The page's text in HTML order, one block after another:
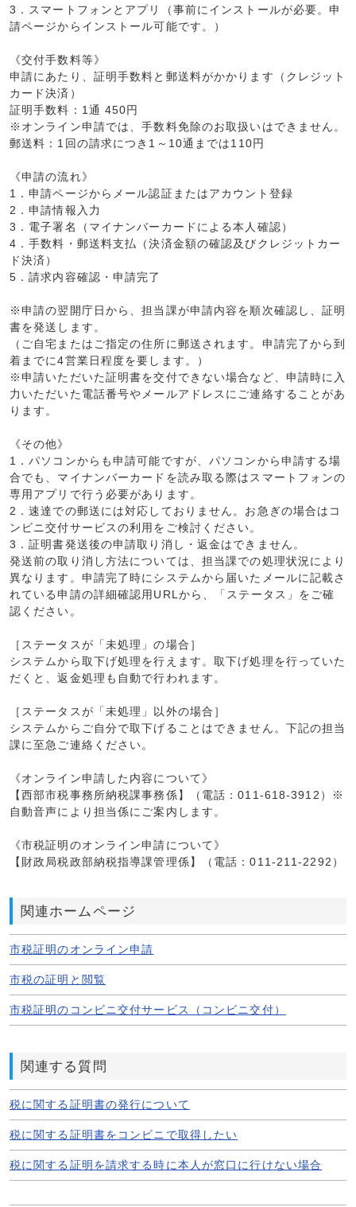
3．スマートフォンとアプリ（事前にインストールが必要。申
請ページからインストール可能です。）
《交付手数料等》
申請にあたり、証明手数料と郵送料がかかります（クレジット
カード決済）
証明手数料：1通 450円
※オンライン申請では、手数料免除のお取扱いはできません。
郵送料：1回の請求につき1～10通までは110円
《申請の流れ》
1．申請ページからメール認証またはアカウント登録
2．申請情報入力
3．電子署名（マイナンバーカードによる本人確認）
4．手数料・郵送料支払（決済金額の確認及びクレジットカー
ド決済）
5．請求内容確認・申請完了
※申請の翌開庁日から、担当課が申請内容を順次確認し、証明
書を発送します。
（ご自宅またはご指定の住所に郵送されます。申請完了から到
着までに4営業日程度を要します。）
※申請いただいた証明書を交付できない場合など、申請時に入
力いただいた電話番号やメールアドレスにご連絡することがあ
ります。
《その他》
1．パソコンからも申請可能ですが、パソコンから申請する場
合でも、マイナンバーカードを読み取る際はスマートフォンの
専用アプリで行う必要があります。
2．速達での郵送には対応しておりません。お急ぎの場合はコ
ンビニ交付サービスの利用をご検討ください。
3．証明書発送後の申請取り消し・返金はできません。
発送前の取り消し方法については、担当課での処理状況により
異なります。申請完了時にシステムから届いたメールに記載さ
れている申請の詳細確認用URLから、「ステータス」をご確
認ください。
［ステータスが「未処理」の場合］
システムから取下げ処理を行えます。取下げ処理を行っていた
だくと、返金処理も自動で行われます。
［ステータスが「未処理」以外の場合］
システムからご自分で取下げることはできません。下記の担当
課に至急ご連絡ください。
《オンライン申請した内容について》
【西部市税事務所納税課事務係】（電話：011-618-3912）※
自動音声により担当係にご案内します。
《市税証明のオンライン申請について》
【財政局税政部納税指導課管理係】（電話：011-211-2292）
関連ホームページ
市税証明のオンライン申請
市税の証明と閲覧
市税証明のコンビニ交付サービス（コンビニ交付）
関連する質問
税に関する証明書の発行について
税に関する証明書をコンビニで取得したい
税に関する証明を請求する時に本人が窓口に行けない場合